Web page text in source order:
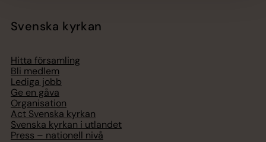
Svenska kyrkan
Hitta församling
Bli medlem
Lediga jobb
Ge en gåva
Organisation
Act Svenska kyrkan
Svenska kyrkan i utlandet
Press – nationell nivå